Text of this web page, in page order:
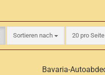
Sortieren nach
Sortieren nach 20 pro Seite
pro Seite
Bavaria-